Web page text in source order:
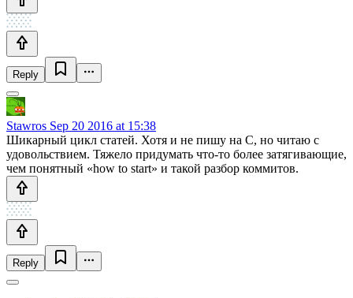
Reply
Stawros Sep 20 2016 at 15:38
Шикарный цикл статей. Хотя и не пишу на С, но читаю с
удовольствием. Тяжело придумать что-то более затягивающие,
чем понятный «how to start» и такой разбор коммитов.
Reply